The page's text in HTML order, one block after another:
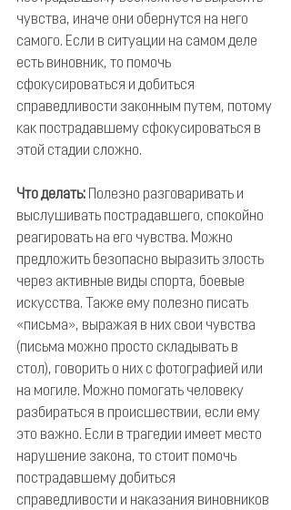
чувства, иначе они обернутся на него
самого. Если в ситуации на самом деле
есть виновник, то помочь
сфокусироваться и добиться
справедливости законным путем, потому
как пострадавшему сфокусироваться в
этой стадии сложно.
Что делать: Полезно разговаривать и
выслушивать пострадавшего, спокойно
реагировать на его чувства. Можно
предложить безопасно выразить злость
через активные виды спорта, боевые
искусства. Также ему полезно писать
«письма», выражая в них свои чувства
(письма можно просто складывать в
стол), говорить о них с фотографией или
на могиле. Можно помогать человеку
разбираться в происшествии, если ему
это важно. Если в трагедии имеет место
нарушение закона, то стоит помочь
пострадавшему добиться
справедливости и наказания виновников